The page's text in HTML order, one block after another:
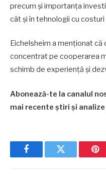
precum și importanța
cât și în tehnologii cu costuri
Eichelsheim a menționat că
concentrat pe cooperarea
schimb de experiență și
Abonează-te la canalul
mai recente știri și
FacebookTwitter